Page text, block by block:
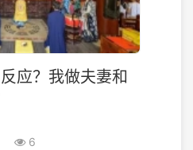
应？我做夫妻和
6